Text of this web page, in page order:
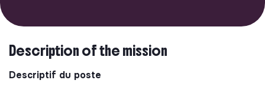
Description of the mission
Descriptif du poste